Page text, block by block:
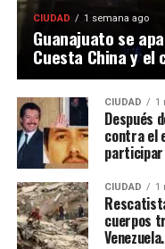
CIUDAD 1 semana ago
Guanajuato se
Cuesta China y el
CIUDAD 1
Después
contra el
participar
CIUDAD 1
cuerpos
Venezuela.